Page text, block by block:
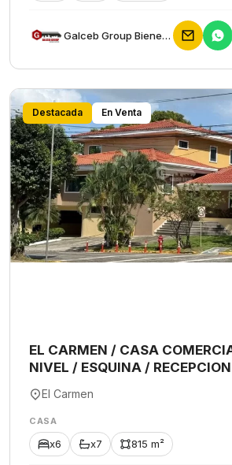
Galceb Group Bienes Raices
Destacada En Venta
EL CARMEN / CASA
NIVEL / ESQUINA / RECEPCION
El Carmen
CASA
x6 x7 815 m²